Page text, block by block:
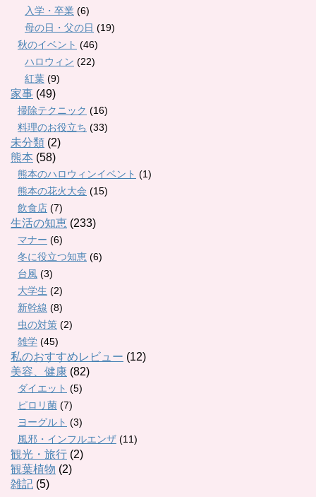
入学・卒業 (6)
母の日・父の日 (19)
秋のイベント (46)
ハロウィン (22)
紅葉 (9)
家事 (49)
掃除テクニック (16)
料理のお役立ち (33)
未分類 (2)
熊本 (58)
熊本のハロウィンイベント (1)
熊本の花火大会 (15)
飲食店 (7)
生活の知恵 (233)
マナー (6)
冬に役立つ知恵 (6)
台風 (3)
大学生 (2)
新幹線 (8)
虫の対策 (2)
雑学 (45)
私のおすすめレビュー (12)
美容、健康 (82)
ダイエット (5)
ピロリ菌 (7)
ヨーグルト (3)
風邪・インフルエンザ (11)
観光・旅行 (2)
観葉植物 (2)
雑記 (5)